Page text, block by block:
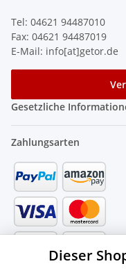
Tel: 04621 94487010
Fax: 04621 94487019
E-Mail: info[at]getor.de
Gesetzliche
Zahlungsarten
Dieser